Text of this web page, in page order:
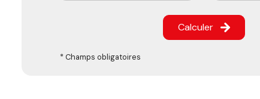
Calculer
* Champs obligatoires